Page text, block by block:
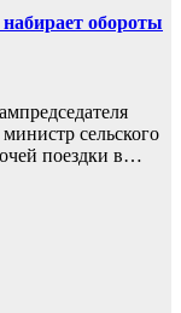
обороты
сельского
поездки в…